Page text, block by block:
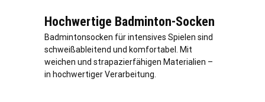
Hochwertige Badminton-Socken
Badmintonsocken für intensives Spielen sind
schweißableitend und komfortabel. Mit
weichen und strapazierfähigen Materialien –
in hochwertiger Verarbeitung.